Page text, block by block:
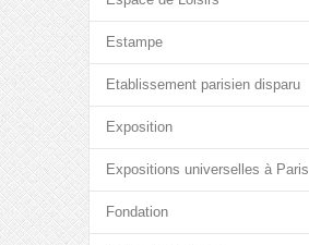
Estampe
Etablissement parisien disparu
Exposition
Expositions universelles à Paris
Fondation